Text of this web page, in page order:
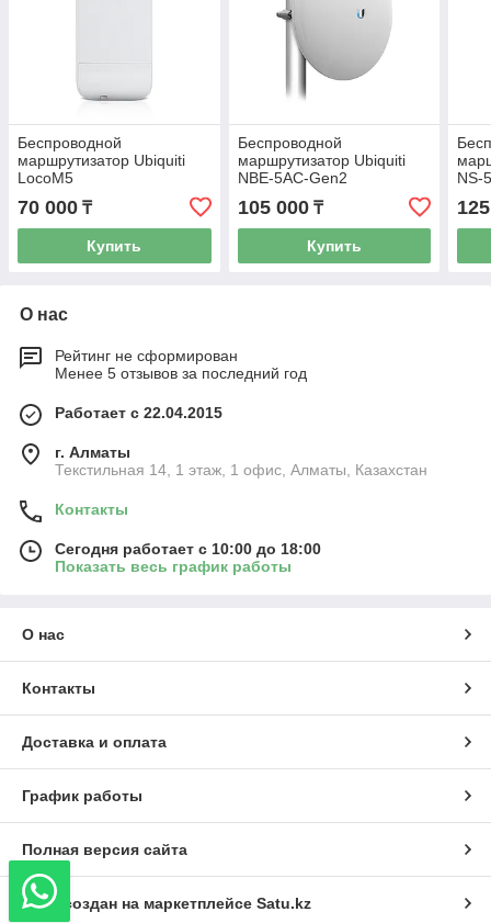
Беспроводной
маршрутизатор Ubiquiti
LocoM5
70 000 ₸
Купить
Беспроводной
маршрутизатор Ubiquiti
NBE-5AC-Gen2
105 000₸
Купить
NS-
О нас
Рейтинг не сформирован
Менее 5 отзывов за последний год
Работает с 22.04.2015
г. Алматы
Текстильная 14, 1 этаж, 1 офис, Алматы, Казахстан
Контакты
Сегодня работает с 10:00 до 18:00
Показать весь график работы
О нас
Контакты
Доставка и оплата
График работы
Полная версия сайта
Сайт создан на маркетплейсе Satu.kz